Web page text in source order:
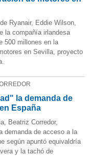
Ryanair, Eddie Wilson,
la compañía irlandesa
500 millones en la
en Sevilla, proyecto
la demanda de
España
Beatriz Corredor,
demanda de acceso a la
según apuntó equivaldría
y la tachó de